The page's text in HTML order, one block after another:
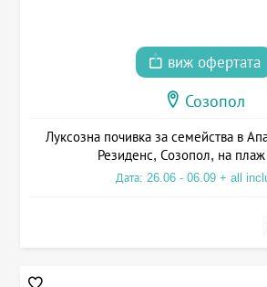
виж офертата
Созопол
Луксозна почивка за семейства в
Резиденс, Созопол, на
Дата: 26.06 - 06.09 + all